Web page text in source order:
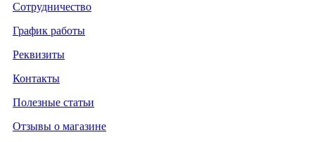
Сотрудничество
График работы
Реквизиты
Контакты
Полезные статьи
Отзывы о магазине